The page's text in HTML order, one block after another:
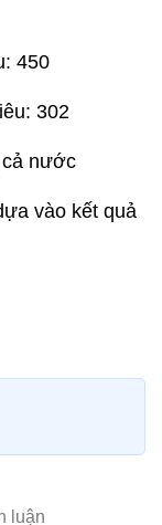
450
302
cả nước
vào kết quả